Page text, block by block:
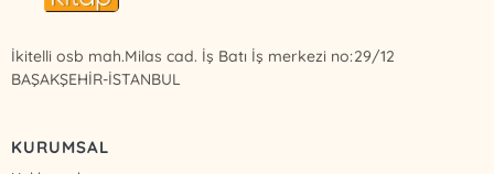
İkitelli osb mah.Milas cad. İş Batı İş merkezi no:29/12
BAŞAKŞEHİR-İSTANBUL
KURUMSAL